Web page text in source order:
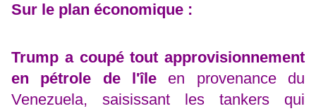
Sur le plan économique :
Trump a coupé tout approvisionnement
en pétrole de l'île en provenance du
Venezuela, saisissant les tankers qui